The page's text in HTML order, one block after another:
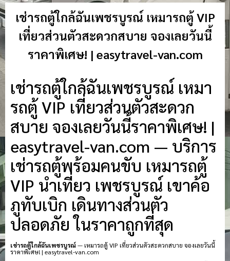
เช่ารถตู้ใกล้ฉันเพชรบูรณ์ เหมารถตู้ VIP
เที่ยวส่วนตัวสะดวกสบาย จองเลยวันนี้
ราคาพิเศษ! | easytravel-van.com
เช่ารถตู้ใกล้ฉันเพชรบูรณ์ เหมา
รถตู้ VIP เที่ยวส่วนตัวสะดวก
สบาย จองเลยวันนี้ราคาพิเศษ! |
easytravel-van.com — บริการ
เช่ารถตู้พร้อมคนขับ เหมารถตู้
VIP นำเที่ยว เพชรบูรณ์ เขาค้อ
ภูทับเบิก เดินทางส่วนตัว
ปลอดภัย ในราคาถูกที่สุด
เช่ารถตู้ใกล้ฉันเพชรบูรณ์— เหมารถตู้ VIP เที่ยวส่วนตัวสะดวกสบาย จองเลยวันนี้
ราคาพิเศษ! | easytravel-van.com